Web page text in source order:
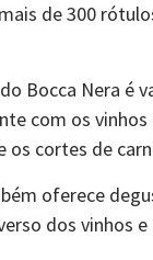
de 300
Bocca Nera é
com os vinhos
os cortes de
oferece
dos vinhos